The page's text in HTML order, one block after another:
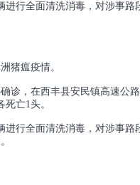
进行全面清洗消毒，对涉事路
猪瘟疫情。
诊，在西丰县安民镇高速公路
亡1头。
进行全面清洗消毒，对涉事路